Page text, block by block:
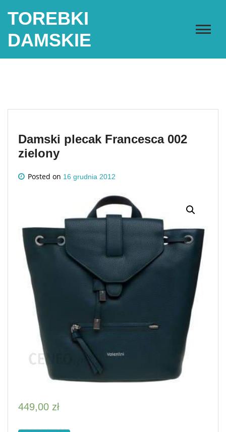
TOREBKI
DAMSKIE
Damski plecak Francesca 002
zielony
Posted on 16 grudnia 2012
449,00 zł